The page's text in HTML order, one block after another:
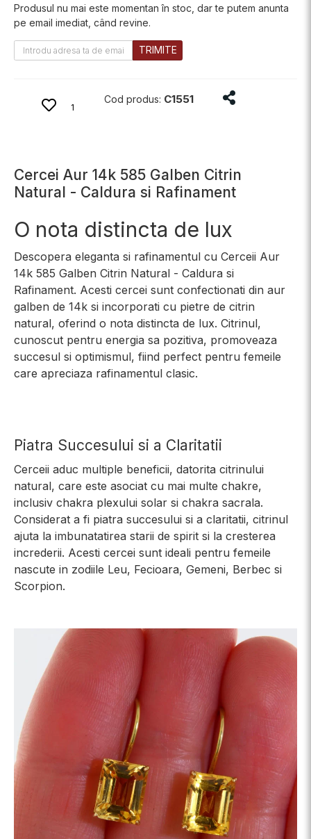
Produsul nu mai este momentan în stoc, dar te putem anunta
pe email imediat, când revine.
TRIMITE
1
Cod produs: C1551 Distribuie
Cercei Aur 14k 585 Galben Citrin
Natural - Caldura si Rafinament
O nota distincta de lux
Descopera eleganta si rafinamentul cu Cerceii Aur
14k 585 Galben Citrin Natural - Caldura si
Rafinament. Acesti cercei sunt confectionati din aur
galben de 14k si incorporati cu pietre de citrin
natural, oferind o nota distincta de lux. Citrinul,
cunoscut pentru energia sa pozitiva, promoveaza
succesul si optimismul, fiind perfect pentru femeile
care apreciaza rafinamentul clasic.
Piatra Succesului si a Claritatii
Cerceii aduc multiple beneficii, datorita citrinului
natural, care este asociat cu mai multe chakre,
inclusiv chakra plexului solar si chakra sacrala.
Considerat a fi piatra succesului si a claritatii, citrinul
ajuta la imbunatatirea starii de spirit si la cresterea
increderii. Acesti cercei sunt ideali pentru femeile
nascute in zodiile Leu, Fecioara, Gemeni, Berbec si
Scorpion.